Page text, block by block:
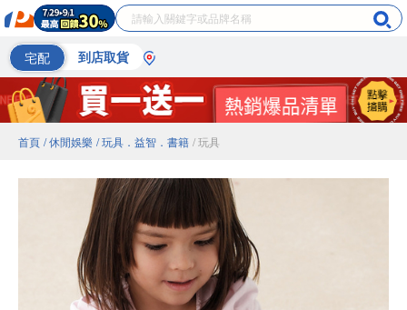
宅配 到店取貨
首頁 / 休閒娛樂 / 玩具．益智．書籍 / 玩具